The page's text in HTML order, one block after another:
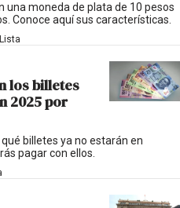
una moneda de plata de 10 pesos
Conoce aquí sus características.
los billetes
2025 por
billetes ya no estarán en
pagar con ellos.